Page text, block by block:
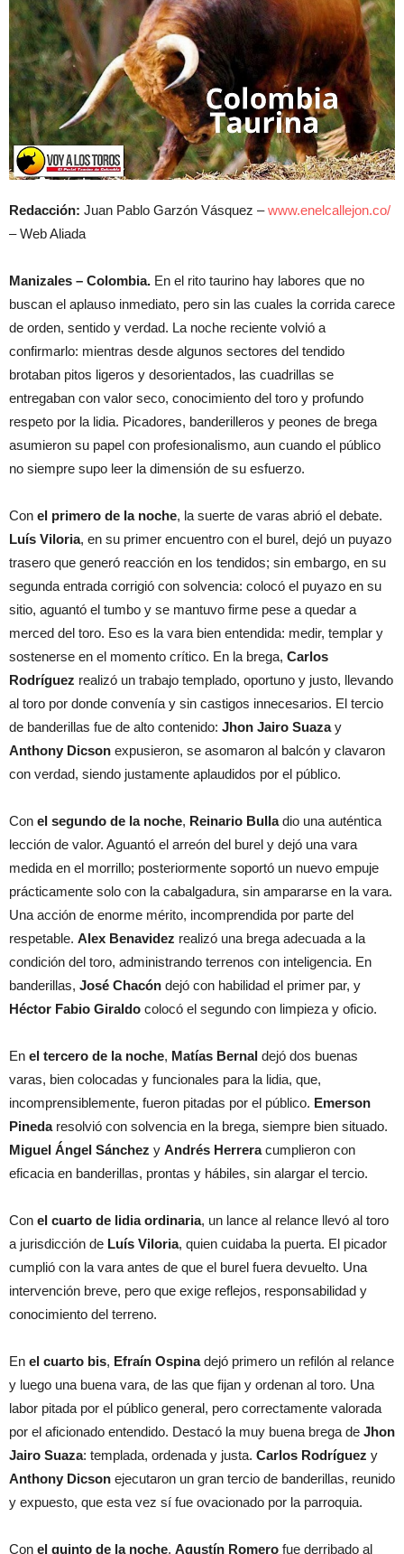
Redacción: Juan Pablo Garzón Vásquez –www.enelcallejon.co/
– Web Aliada
Manizales – Colombia. En el rito taurino hay labores que no
buscan el aplauso inmediato, pero sin las cuales la corrida carece
de orden, sentido y verdad. La noche reciente volvió a
confirmarlo: mientras desde algunos sectores del tendido
brotaban pitos ligeros y desorientados, las cuadrillas se
entregaban con valor seco, conocimiento del toro y profundo
respeto por la lidia. Picadores, banderilleros y peones de brega
asumieron su papel con profesionalismo, aun cuando el público
no siempre supo leer la dimensión de su esfuerzo.
Con el primero de la noche, la suerte de varas abrió el debate.
Luís Viloria, en su primer encuentro con el burel, dejó un puyazo
trasero que generó reacción en los tendidos; sin embargo, en su
segunda entrada corrigió con solvencia: colocó el puyazo en su
sitio, aguantó el tumbo y se mantuvo firme pese a quedar a
merced del toro. Eso es la vara bien entendida: medir, templar y
sostenerse en el momento crítico. En la brega, Carlos
Rodríguez realizó un trabajo templado, oportuno y justo, llevando
al toro por donde convenía y sin castigos innecesarios. El tercio
de banderillas fue de alto contenido: Jhon Jairo Suazay
Anthony Dicson expusieron, se asomaron al balcón y clavaron
con verdad, siendo justamente aplaudidos por el público.
Con el segundo de la noche, Reinario Bulladio una auténtica
lección de valor. Aguantó el arreón del burel y dejó una vara
medida en el morrillo; posteriormente soportó un nuevo empuje
prácticamente solo con la cabalgadura, sin ampararse en la vara.
Una acción de enorme mérito, incomprendida por parte del
respetable. Alex Benavidez realizó una brega adecuada a la
condición del toro, administrando terrenos con inteligencia. En
banderillas, José Chacón dejó con habilidad el primer par, y
Héctor Fabio Giraldo colocó el segundo con limpieza y oficio.
En el tercero de la noche, Matías Bernal dejó dos buenas
varas, bien colocadas y funcionales para la lidia, que,
incomprensiblemente, fueron pitadas por el público. Emerson
Pinedaresolvió con solvencia en la brega, siempre bien situado.
Miguel Ángel Sánchez y Andrés Herreracumplieron con
eficacia en banderillas, prontas y hábiles, sin alargar el tercio.
Con el cuarto de lidia ordinaria, un lance al relance llevó al toro
a jurisdicción de Luís Viloria, quien cuidaba la puerta. El picador
cumplió con la vara antes de que el burel fuera devuelto. Una
intervención breve, pero que exige reflejos, responsabilidad y
conocimiento del terreno.
En el cuarto bis, Efraín Ospinadejó primero un refilón al relance
y luego una buena vara, de las que fijan y ordenan al toro. Una
labor pitada por el público general, pero correctamente valorada
por el aficionado entendido. Destacó la muy buena brega de Jhon
Jairo Suaza: templada, ordenada y justa. Carlos Rodríguez y
Anthony Dicson ejecutaron un gran tercio de banderillas, reunido
y expuesto, que esta vez sí fue ovacionado por la parroquia.
Con el quinto de la noche, Agustín Romero fue derribado al